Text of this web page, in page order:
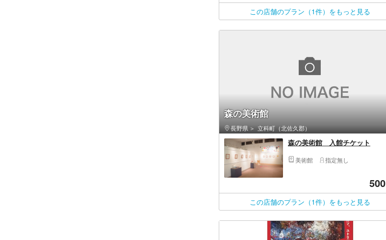
この店舗のプラン（1件）をもっと見る
森の美術館
長野県 立科町（北佐久郡）
森の美術館 入館チケット
美術館 指定無し
500
この店舗のプラン（1件）をもっと見る